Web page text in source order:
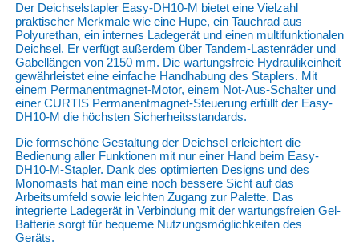
Der Deichselstapler Easy-DH10-M bietet eine Vielzahl
praktischer Merkmale wie eine Hupe, ein Tauchrad aus
Polyurethan, ein internes Ladegerät und einen multifunktionalen
Deichsel. Er verfügt außerdem über Tandem-Lastenräder und
Gabellängen von 2150 mm. Die wartungsfreie Hydraulikeinheit
gewährleistet eine einfache Handhabung des Staplers. Mit
einem Permanentmagnet-Motor, einem Not-Aus-Schalter und
einer CURTIS Permanentmagnet-Steuerung erfüllt der Easy-
DH10-M die höchsten Sicherheitsstandards.
Die formschöne Gestaltung der Deichsel erleichtert die
Bedienung aller Funktionen mit nur einer Hand beim Easy-
DH10-M-Stapler. Dank des optimierten Designs und des
Monomasts hat man eine noch bessere Sicht auf das
Arbeitsumfeld sowie leichten Zugang zur Palette. Das
integrierte Ladegerät in Verbindung mit der wartungsfreien Gel-
Batterie sorgt für bequeme Nutzungsmöglichkeiten des
Geräts.